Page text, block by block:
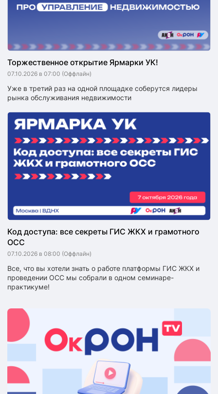
Торжественное открытие Ярмарки УК!
07.10.2026 в 07:00 (Оффлайн)
Уже в третий раз на одной площадке соберутся лидеры
рынка обслуживания недвижимости
Код доступа: все секреты ГИС ЖКХ и грамотного
ОСС
07.10.2026 в 08:00 (Оффлайн)
Все, что вы хотели знать о работе платформы ГИС ЖКХ и
проведении ОСС мы собрали в одном семинаре-
практикуме!